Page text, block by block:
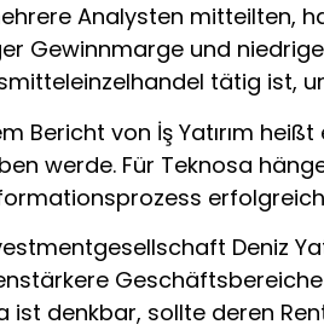
Analysten mitteilten,
Gewinnmarge und
tätig ist,
Bericht von İş Yatırım
werde. Für Teknosa
Deniz
ist denkbar, sollte deren